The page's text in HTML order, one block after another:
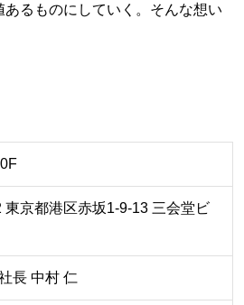
るものにしていく。そんな想い
東京都港区赤坂1-9-13 三会堂ビ
長 中村 仁